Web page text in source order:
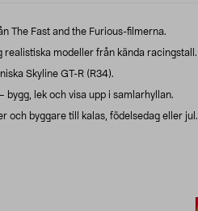
The Fast and the Furious-filmerna.
realistiska modeller från kända racingstall.
Skyline GT-R (R34).
bygg, lek och visa upp i samlarhyllan.
och byggare till kalas, födelsedag eller jul.